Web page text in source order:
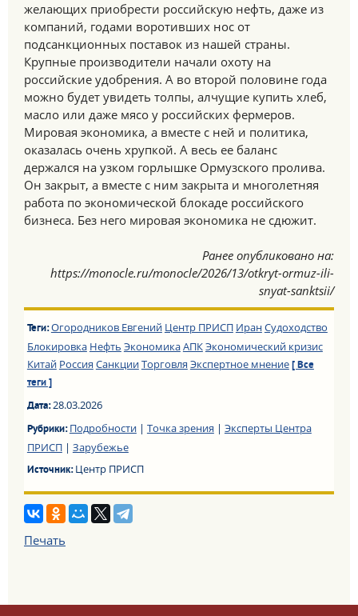
желающих приобрести российскую нефть, даже из
компаний, годами воротивших нос от
подсанкционных поставок из нашей страны.
Крупные производители начали охоту на
российские удобрения. А во второй половине года
можно будет увидеть толпы, алчущие купить хлеб,
масло или даже мясо у российских фермеров.
Мировая экономика, а вместе с ней и политика,
оказалась очень хрупкой. А весь ее баланс
держался на узком горлышке Ормузского пролива.
Он закрыт, а вместе с ним закрыта и многолетняя
работа по экономической блокаде российского
бизнеса. Без него мировая экономика не сдюжит.
Ранее опубликовано на:
https://monocle.ru/monocle/2026/13/otkryt-ormuz-ili-
snyat-sanktsii/
Теги:Огородников Евгений Центр ПРИСП ИранСудоходство
Блокировка Нефть ЭкономикаАПКЭкономический кризис
Китай Россия СанкцииТорговля Экспертное мнение [ Все
теги ]
Дата:28.03.2026
Рубрики:Подробности| Точка зрения | Эксперты Центра
ПРИСП| Зарубежье
Источник:Центр ПРИСП
Печать